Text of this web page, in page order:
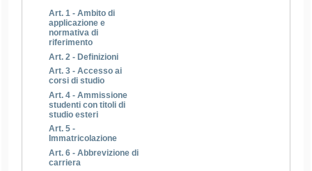
Art. 1 - Ambito di
applicazione e
normativa di
riferimento
Art. 2 - Definizioni
Art. 3 - Accesso ai
corsi di studio
Art. 4 - Ammissione
studenti con titoli di
studio esteri
Art. 5 -
Immatricolazione
Art. 6 - Abbrevizione di
carriera